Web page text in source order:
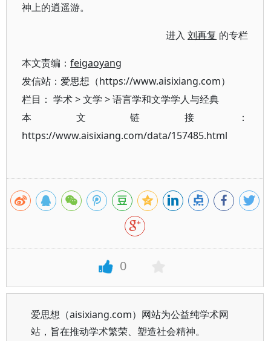
神上的逍遥游。
进入刘再复 的专栏
本文责编： feigaoyang
发信站：爱思想（https://www.aisixiang.com）
栏目： 学术>文学 >语言学和文学学人与经典
本文链接：
https://www.aisixiang.com/data/157485.html
0
爱思想（aisixiang.com）网站为公益纯学术网
站，旨在推动学术繁荣、塑造社会精神。